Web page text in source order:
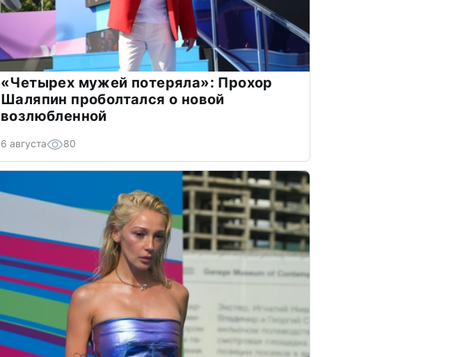
«Четырех мужей потеряла»: Прохор
Шаляпин проболтался о новой
возлюбленной
6 августа 80